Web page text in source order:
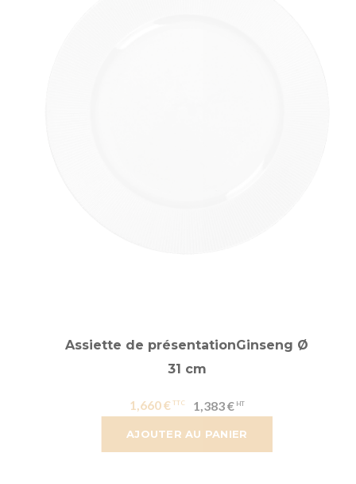
AJOUTER AU PANIER
Assiette de présentationGinseng Ø
31 cm
1,660 € 1,383 €